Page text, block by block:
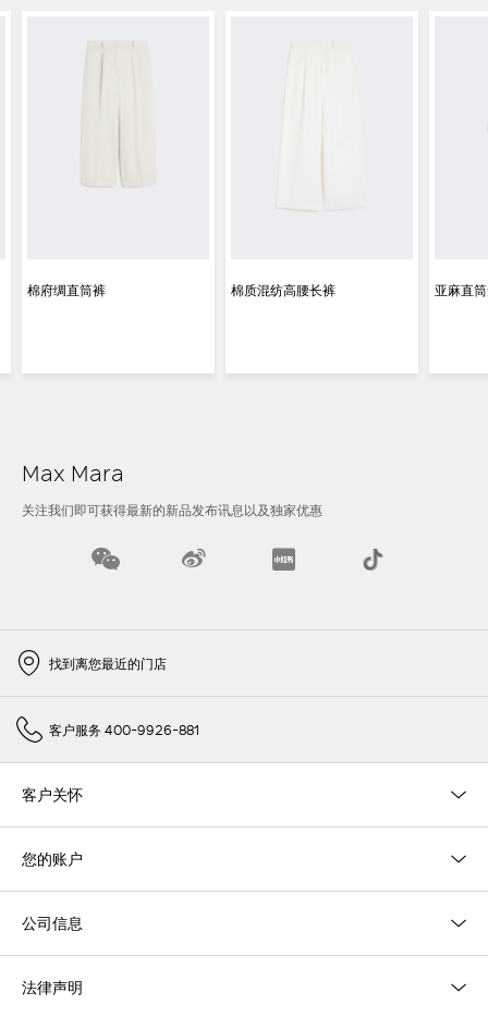
棉府绸直筒裤 棉质混纺高腰长裤 亚麻直
Max Mara
关注我们即可获得最新的新品发布讯息以及独家优惠
找到离您最近的门店
客户服务 400-9926-881
客户关怀
您的账户
公司信息
法律声明